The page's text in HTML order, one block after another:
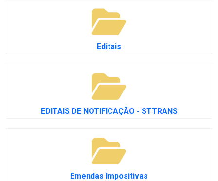
Editais
EDITAIS DE NOTIFICAÇÃO - STTRANS
Emendas Impositivas